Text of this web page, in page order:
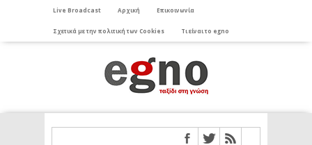
Live Broadcast Αρχική Επικοινωνία
Σχετικά με την πολιτική των Cookies Τι είναι το egno